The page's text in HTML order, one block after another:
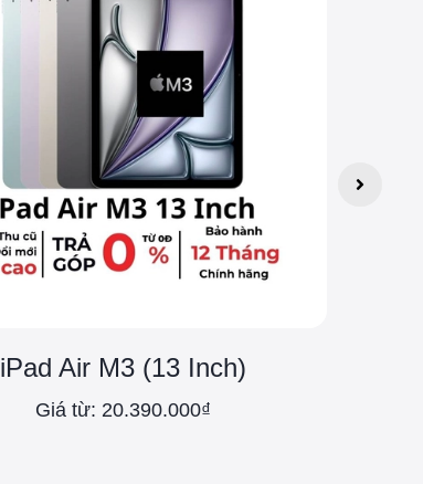
iPad Air M3 (13 Inch)
Giá từ: 20.390.000₫